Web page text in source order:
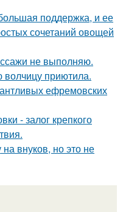
поддержка, и ее
сочетаний овощей
не выполняю.
приютила.
ефремовских
- залог крепкого
внуков, но это не